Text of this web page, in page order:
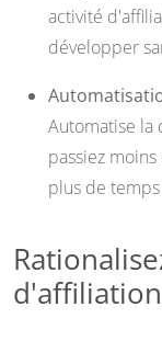
activité
développer
Automatise la
passiez
plus de